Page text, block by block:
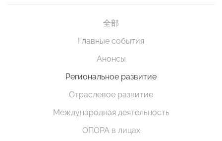
全部
Главные события
Анонсы
Региональное развитие
Отраслевое развитие
Международная деятельность
ОПОРА в лицах